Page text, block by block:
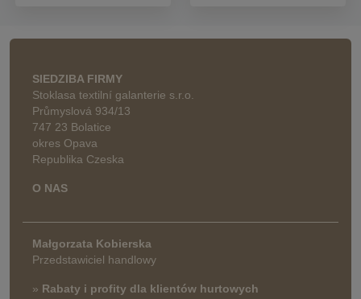
SIEDZIBA FIRMY
Stoklasa textilní galanterie s.r.o.
Průmyslová 934/13
747 23 Bolatice
okres Opava
Republika Czeska
O NAS
Małgorzata Kobierska
Przedstawiciel handlowy
» Rabaty i profity dla klientów hurtowych